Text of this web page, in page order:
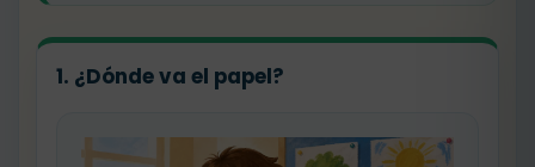
1. ¿Dónde va el papel?